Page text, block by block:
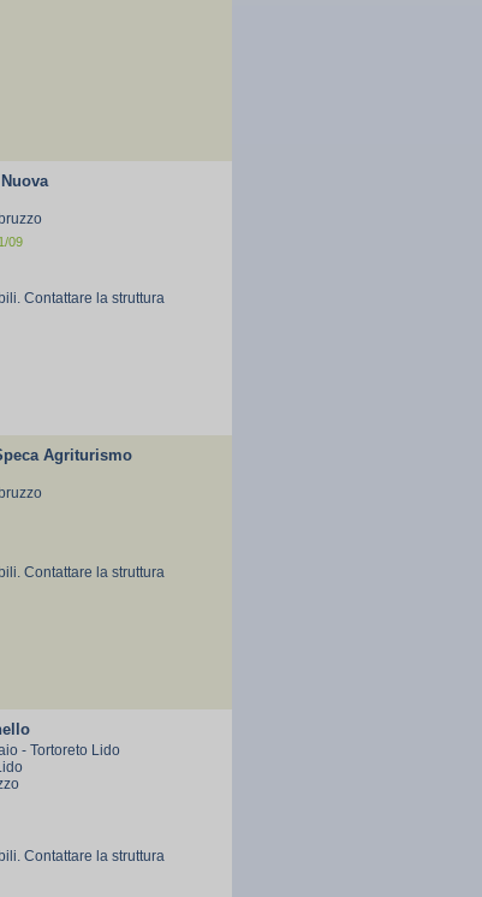
09
Contattare la struttura
Agriturismo
Contattare la struttura
- Tortoreto Lido
Contattare la struttura